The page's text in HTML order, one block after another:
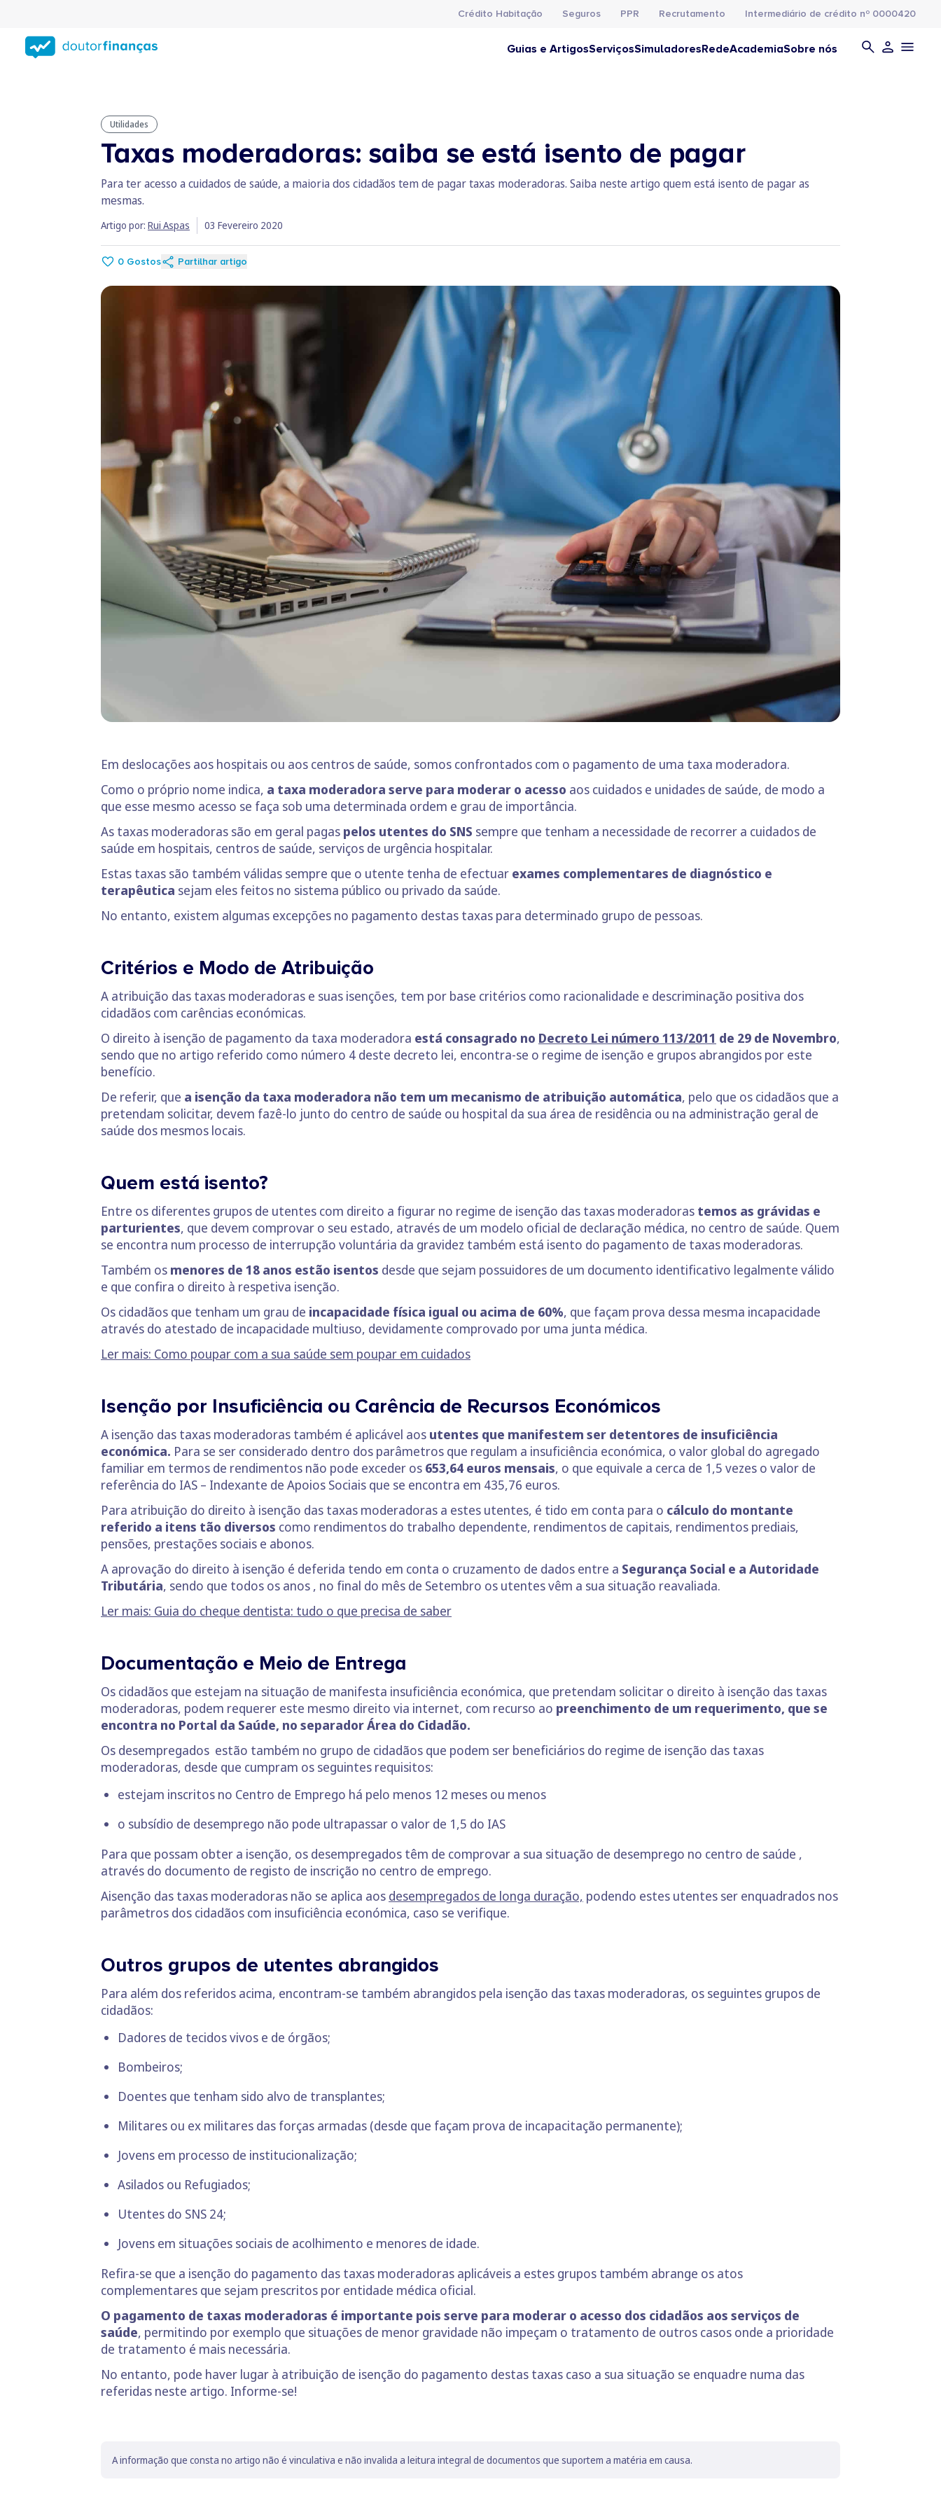
conteúdo
principal
Crédito Habitação Seguros PPR Recrutamento Intermediário de crédito nº 0000420
Guias e ArtigosServiçosSimuladoresRedeAcademiaSobre nós
Utilidades
Taxas moderadoras: saiba se está isento de pagar
Para ter acesso a cuidados de saúde, a maioria dos cidadãos tem de pagar taxas moderadoras. Saiba neste artigo quem está isento de pagar as
mesmas.
Artigo por: Rui Aspas 03 Fevereiro 2020
0 Gostos Partilhar artigo
Em deslocações aos hospitais ou aos centros de saúde, somos confrontados com o pagamento de uma taxa moderadora.
Como o próprio nome indica, a taxa moderadora serve para moderar o acesso aos cuidados e unidades de saúde, de modo a
que esse mesmo acesso se faça sob uma determinada ordem e grau de importância.
As taxas moderadoras são em geral pagas pelos utentes do SNS sempre que tenham a necessidade de recorrer a cuidados de
saúde em hospitais, centros de saúde, serviços de urgência hospitalar.
Estas taxas são também válidas sempre que o utente tenha de efectuar exames complementares de diagnóstico e
terapêutica sejam eles feitos no sistema público ou privado da saúde.
No entanto, existem algumas excepções no pagamento destas taxas para determinado grupo de pessoas.
Critérios e Modo de Atribuição
A atribuição das taxas moderadoras e suas isenções, tem por base critérios como racionalidade e descriminação positiva dos
cidadãos com carências económicas.
O direito à isenção de pagamento da taxa moderadora está consagrado no Decreto Lei número 113/2011 de 29 de Novembro,
sendo que no artigo referido como número 4 deste decreto lei, encontra-se o regime de isenção e grupos abrangidos por este
benefício.
De referir, que a isenção da taxa moderadora não tem um mecanismo de atribuição automática, pelo que os cidadãos que a
pretendam solicitar, devem fazê-lo junto do centro de saúde ou hospital da sua área de residência ou na administração geral de
saúde dos mesmos locais.
Quem está isento?
Entre os diferentes grupos de utentes com direito a figurar no regime de isenção das taxas moderadoras temos as grávidas e
parturientes, que devem comprovar o seu estado, através de um modelo oficial de declaração médica, no centro de saúde. Quem
se encontra num processo de interrupção voluntária da gravidez também está isento do pagamento de taxas moderadoras.
Também os menores de 18 anos estão isentos desde que sejam possuidores de um documento identificativo legalmente válido
e que confira o direito à respetiva isenção.
Os cidadãos que tenham um grau de incapacidade física igual ou acima de 60%, que façam prova dessa mesma incapacidade
através do atestado de incapacidade multiuso, devidamente comprovado por uma junta médica.
Ler mais: Como poupar com a sua saúde sem poupar em cuidados
Isenção por Insuficiência ou Carência de Recursos Económicos
A isenção das taxas moderadoras também é aplicável aos utentes que manifestem ser detentores de insuficiência
económica. Para se ser considerado dentro dos parâmetros que regulam a insuficiência económica, o valor global do agregado
familiar em termos de rendimentos não pode exceder os 653,64 euros mensais, o que equivale a cerca de 1,5 vezes o valor de
referência do IAS – Indexante de Apoios Sociais que se encontra em 435,76 euros.
Para atribuição do direito à isenção das taxas moderadoras a estes utentes, é tido em conta para o cálculo do montante
referido a itens tão diversos como rendimentos do trabalho dependente, rendimentos de capitais, rendimentos prediais,
pensões, prestações sociais e abonos.
A aprovação do direito à isenção é deferida tendo em conta o cruzamento de dados entre a Segurança Social e a Autoridade
Tributária, sendo que todos os anos , no final do mês de Setembro os utentes vêm a sua situação reavaliada.
Ler mais: Guia do cheque dentista: tudo o que precisa de saber
Documentação e Meio de Entrega
Os cidadãos que estejam na situação de manifesta insuficiência económica, que pretendam solicitar o direito à isenção das taxas
moderadoras, podem requerer este mesmo direito via internet, com recurso ao preenchimento de um requerimento, que se
encontra no Portal da Saúde, no separador Área do Cidadão.
Os desempregados estão também no grupo de cidadãos que podem ser beneficiários do regime de isenção das taxas
moderadoras, desde que cumpram os seguintes requisitos:
estejam inscritos no Centro de Emprego há pelo menos 12 meses ou menos
o subsídio de desemprego não pode ultrapassar o valor de 1,5 do IAS
Para que possam obter a isenção, os desempregados têm de comprovar a sua situação de desemprego no centro de saúde ,
através do documento de registo de inscrição no centro de emprego.
Aisenção das taxas moderadoras não se aplica aos desempregados de longa duração, podendo estes utentes ser enquadrados nos
parâmetros dos cidadãos com insuficiência económica, caso se verifique.
Outros grupos de utentes abrangidos
Para além dos referidos acima, encontram-se também abrangidos pela isenção das taxas moderadoras, os seguintes grupos de
cidadãos:
Dadores de tecidos vivos e de órgãos;
Bombeiros;
Doentes que tenham sido alvo de transplantes;
Militares ou ex militares das forças armadas (desde que façam prova de incapacitação permanente);
Jovens em processo de institucionalização;
Asilados ou Refugiados;
Utentes do SNS 24;
Jovens em situações sociais de acolhimento e menores de idade.
Refira-se que a isenção do pagamento das taxas moderadoras aplicáveis a estes grupos também abrange os atos
complementares que sejam prescritos por entidade médica oficial.
O pagamento de taxas moderadoras é importante pois serve para moderar o acesso dos cidadãos aos serviços de
saúde, permitindo por exemplo que situações de menor gravidade não impeçam o tratamento de outros casos onde a prioridade
de tratamento é mais necessária.
No entanto, pode haver lugar à atribuição de isenção do pagamento destas taxas caso a sua situação se enquadre numa das
referidas neste artigo. Informe-se!
A informação que consta no artigo não é vinculativa e não invalida a leitura integral de documentos que suportem a matéria em causa.